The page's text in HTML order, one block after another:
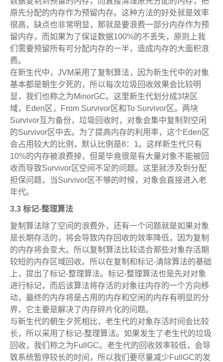
原先分配的内存作为预留内存。这种方法的好处就是效率
很高，缺点也非常明显，那就是要浪费一部分内存作为预
留内存，而如果为了保证数据100%的不丢失，原则上我
们需要预留所有可分配内存的一半，造成内存的大面积浪
费。
在新生代中，JVM采用了复制算法，因为新生代中的对象
基本都是朝生夕死的，所以每次垃圾回收效果会比较明
显，我们也称之为MinorGC。这里新生代划分成3块区
域，Eden区，From Survivor区和To Survivor区。两块
Survivor互为备份，垃圾回收时，对象会集中复制到空闲
的Survivor区中去。为了提高内存的利用率，这个Eden区
会占用较大的比例，默认比例是8：1。这样新生代只有
10%的内存被浪费掉，但是毕竟很是有大量对象不能被回
收而导致Survivor区空间不足的问题。这里就涉及到分配
担保问题，当Survivor区不够的时候，对象会直接进入老
年代。
3.3 标记-整理算法
复制算法除了空间的浪费外，还有一个问题就是如果对象
是长期存活的，将会导致内存回收的效率降低，因为复制
的内存将会变大。所以复制算法比较适合那些对象存活期
较短的内存区域回收。所以在复制和标记-清除算法的基础
上，提出了标记-整理算法。标记-整理算法也是先对对象
进行标记，而后该算法将存活的对象往内存的一个方向移
动，最终的内存将是占用的内存和空闲的内存有明显的分
界，它主要是解决了内存碎片化的问题。
与新生代的朝生夕死相比，老生代的对象存活时间会比较
长，所以采用了标记-整理算法。如果发生了老生代的垃圾
回收，我们称之为FullGC。老生代的回收效率较低，会导
致系统暂停较长的时间，所以我们要尽量减少FullGC的发